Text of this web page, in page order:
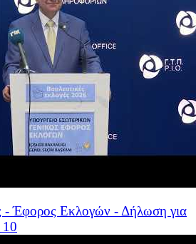
- Έφορος Εκλογών - Δήλωση για
10